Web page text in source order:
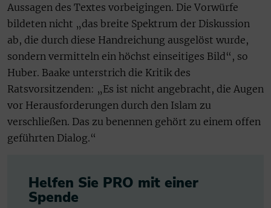
Aussagen des Textes vorbeigingen. Die Vorwürfe
bildeten nicht „das breite Spektrum der Diskussion
ab, die durch diese Handreichung ausgelöst wurde,
sondern vermitteln ein höchst einseitiges Bild“, so
Huber. Baake unterstrich die Kritik des
Ratsvorsitzenden: „Es ist nicht angebracht, die Augen
vor Herausforderungen durch den Islam zu
verschließen. Das zu benennen gehört zu einem offen
geführten Dialog.“
Helfen Sie PRO mit einer
Spende